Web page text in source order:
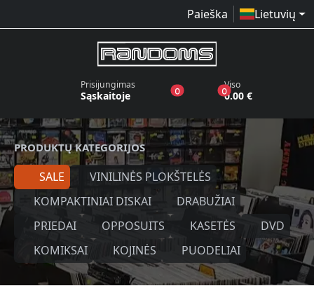
Paieška Lietuvių
Prisijungimas
Sąskaitoje 0produktai pageidavimų sąraše
0produktai
Viso
0.00 €
PRODUKTŲ KATEGORIJOS
SALE
VINILINĖS PLOKŠTELĖS
KOMPAKTINIAI DISKAI
DRABUŽIAI
PRIEDAI
OPPOSUITS KASETĖS
DVD
KOMIKSAI
KOJINĖS PUODELIAI